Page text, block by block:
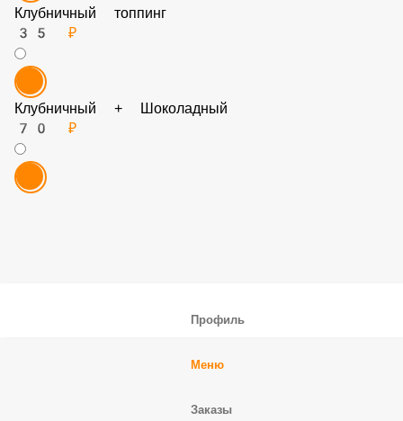
Клубничный топпинг
35 ₽
Клубничный + Шоколадный
70 ₽
Профиль
Меню